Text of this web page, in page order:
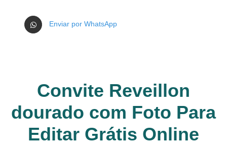
Enviar por WhatsApp
Convite Reveillon
dourado com Foto Para
Editar Grátis Online